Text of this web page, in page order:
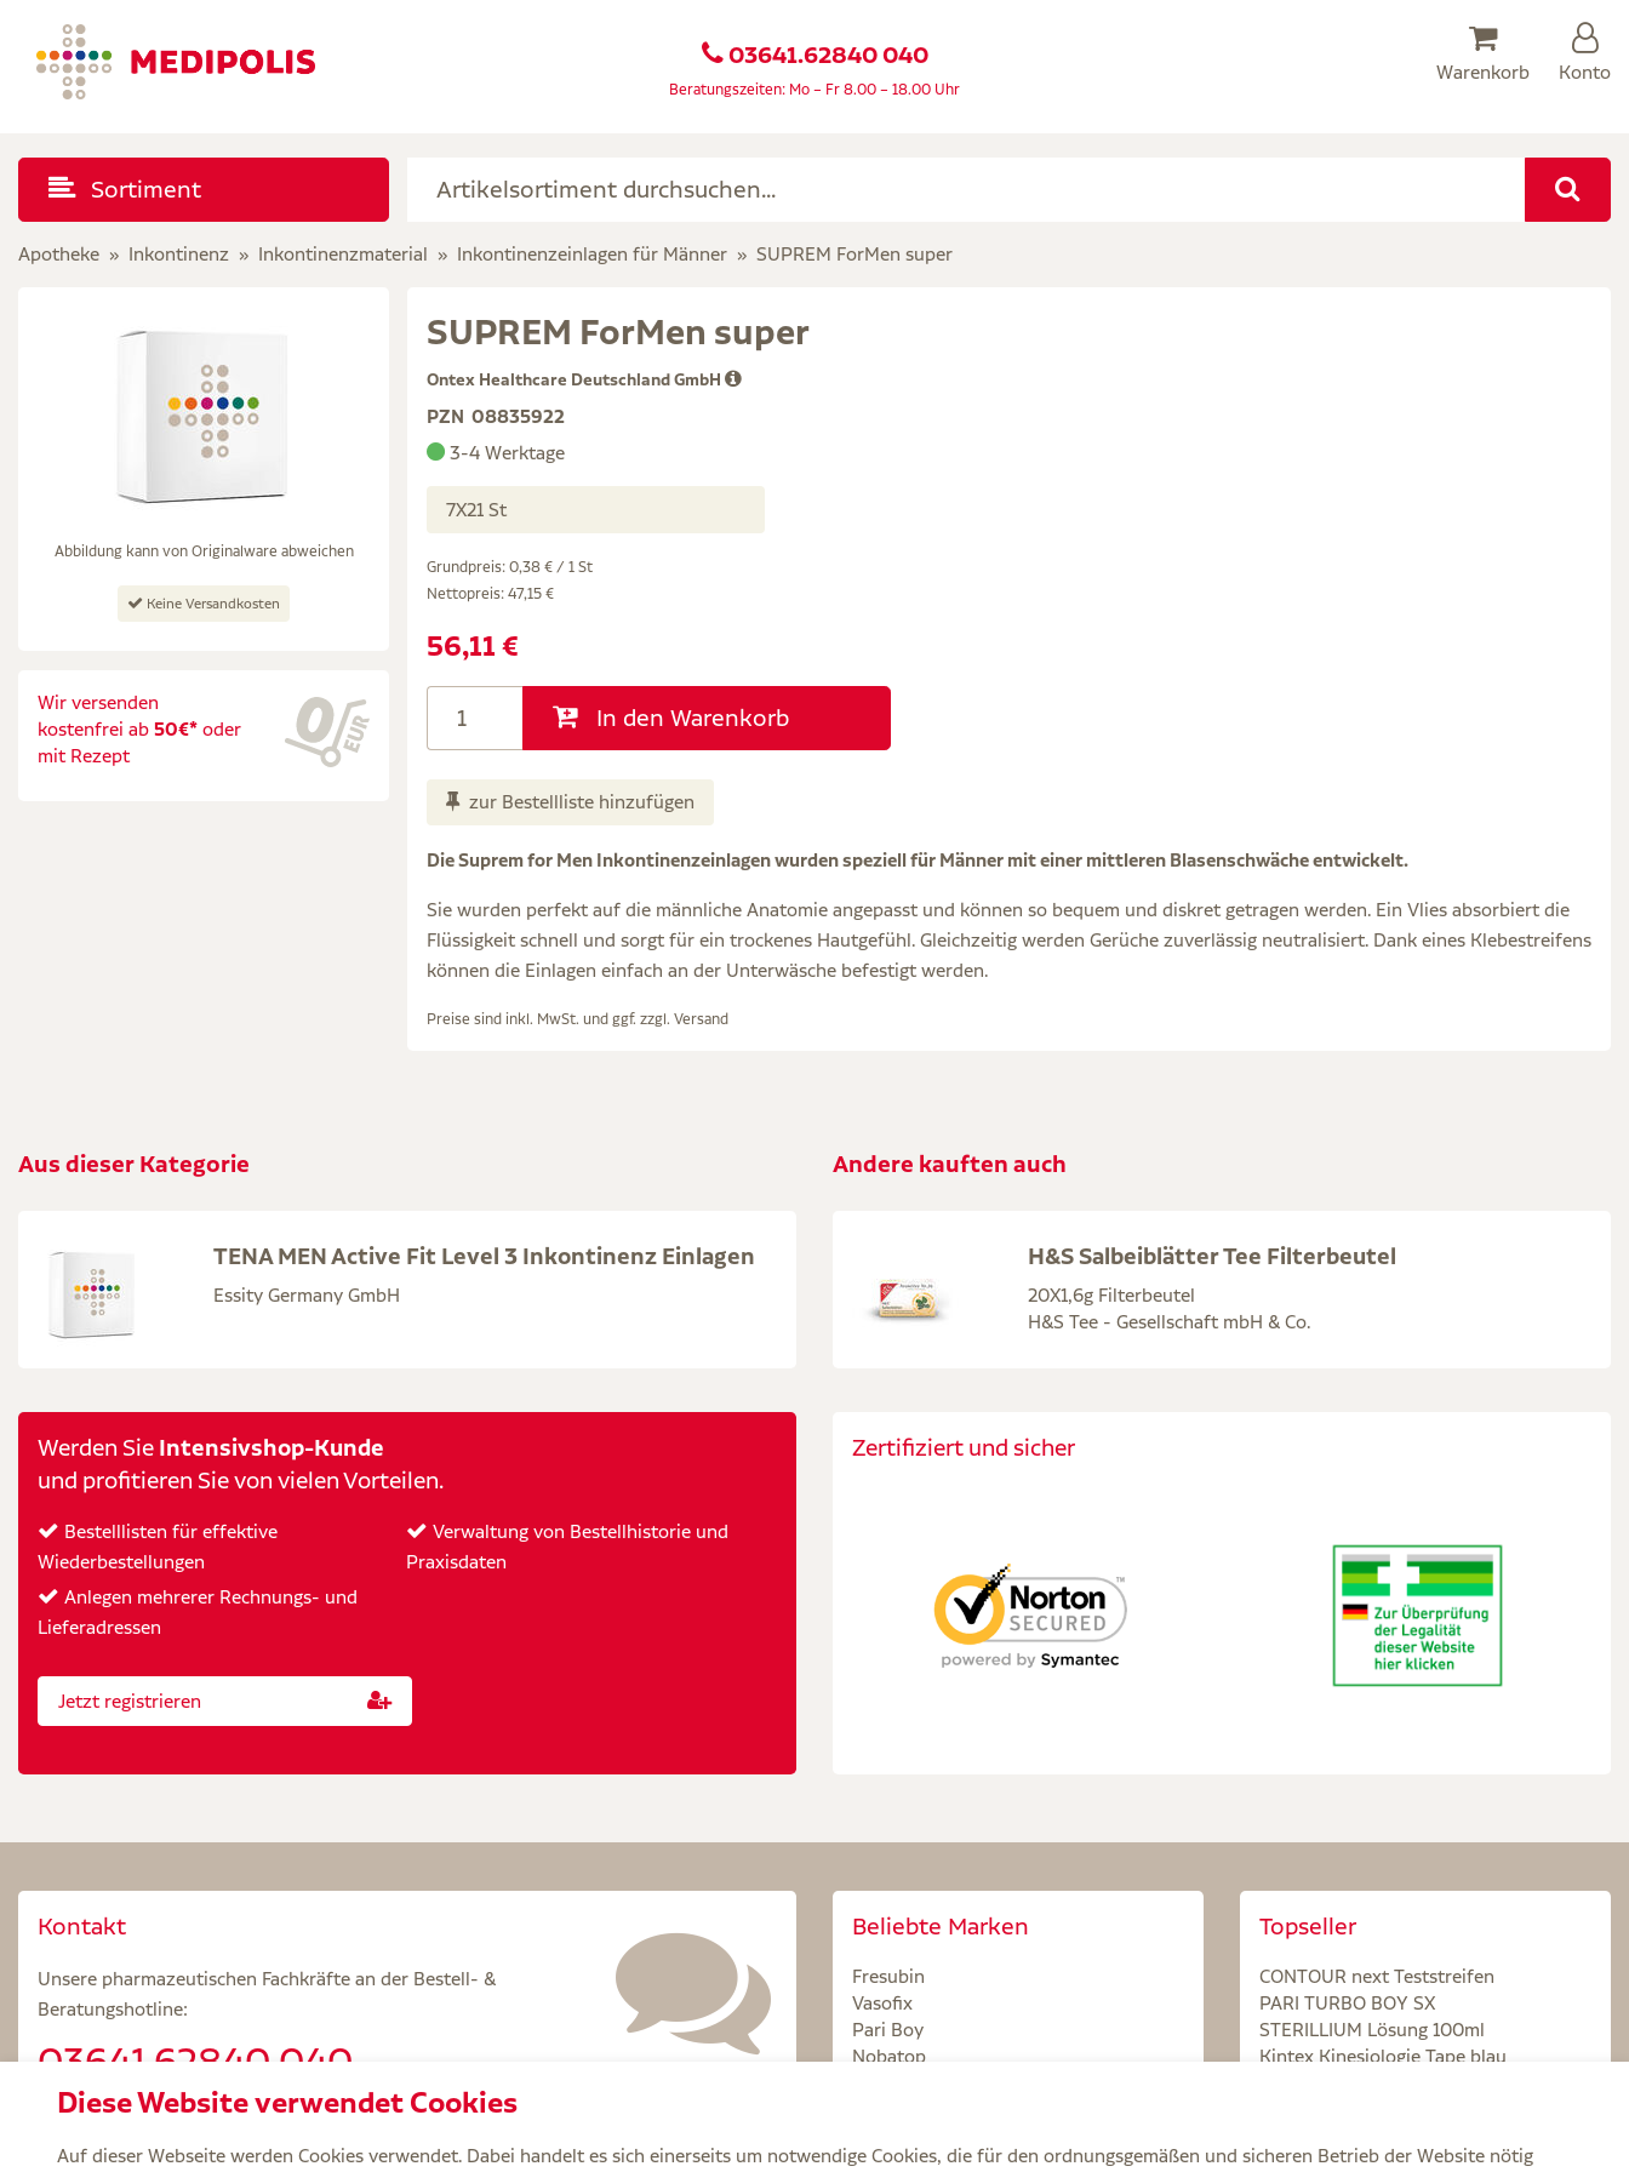
03641.62840 040
Beratungszeiten: Mo – Fr 8.00 – 18.00 Uhr
Warenkorb Konto
Sortiment
Apotheke Inkontinenz Inkontinenzmaterial Inkontinenzeinlagen für Männer SUPREM ForMen super
Abbildung kann von Originalware abweichen
Keine Versandkosten
Wir versenden
kostenfrei ab 50€* oder
mit Rezept
SUPREM ForMen super
Ontex Healthcare Deutschland GmbH
PZN 08835922
3-4 Werktage
7X21 St
Grundpreis: 0,38 € / 1 St
Nettopreis: 47,15 €
56,11 €
In den Warenkorb
zur Bestellliste hinzufügen
Die Suprem for Men Inkontinenzeinlagen wurden speziell für Männer mit einer mittleren Blasenschwäche entwickelt.
Sie wurden perfekt auf die männliche Anatomie angepasst und können so bequem und diskret getragen werden. Ein Vlies absorbiert die
Flüssigkeit schnell und sorgt für ein trockenes Hautgefühl. Gleichzeitig werden Gerüche zuverlässig neutralisiert. Dank eines Klebestreifens
können die Einlagen einfach an der Unterwäsche befestigt werden.
Preise sind inkl. MwSt. und ggf. zzgl. Versand
Aus dieser Kategorie
TENA MEN Active Fit Level 3 Inkontinenz Einlagen
Essity Germany GmbH
Andere kauften auch
H&S Salbeiblätter Tee Filterbeutel
20X1,6g Filterbeutel
H&S Tee - Gesellschaft mbH & Co.
Werden Sie Intensivshop-Kunde
und profitieren Sie von vielen Vorteilen.
Bestelllisten für effektive
Wiederbestellungen
Anlegen mehrerer Rechnungs- und
Lieferadressen
Verwaltung von Bestellhistorie und
Praxisdaten
Jetzt registrieren
Zertifiziert und sicher
Kontakt
Unsere pharmazeutischen Fachkräfte an der Bestell- &
Beratungshotline:
03641.62840 040
Beratungszeiten: Mo – Fr 8.00 – 18.00 Uhr
Beliebte Marken
Fresubin
Vasofix
Pari Boy
Nobatop
Topseller
CONTOUR next Teststreifen
PARI TURBO BOY SX
STERILLIUM Lösung 100ml
Kintex Kinesiologie Tape blau
Diese Website verwendet Cookies
Auf dieser Webseite werden Cookies verwendet. Dabei handelt es sich einerseits um notwendige Cookies, die für den ordnungsgemäßen und sicheren Betrieb der Website nötig